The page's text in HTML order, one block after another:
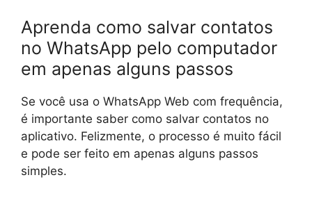
Aprenda como salvar contatos
no WhatsApp pelo computador
em apenas alguns passos
Se você usa o WhatsApp Web com frequência,
é importante saber como salvar contatos no
aplicativo. Felizmente, o processo é muito fácil
e pode ser feito em apenas alguns passos
simples.